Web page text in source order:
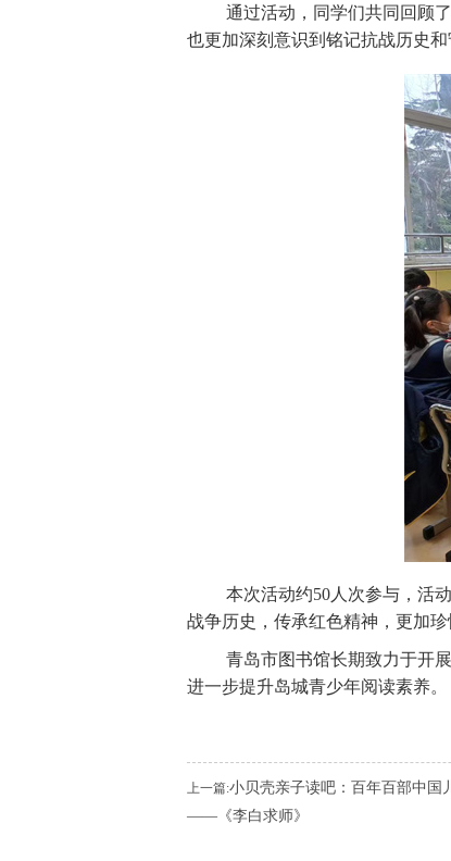
通过活动，同学们共同回顾
也更加深刻意识到铭记抗战历史和
本次活动约50人次参与，活
战争历史，传承红色精神，更加珍
青岛市图书馆长期致力于开
进一步提升岛城青少年阅读素养。
上一篇:小贝壳亲子读吧：百年百部中国
——《李白求师》